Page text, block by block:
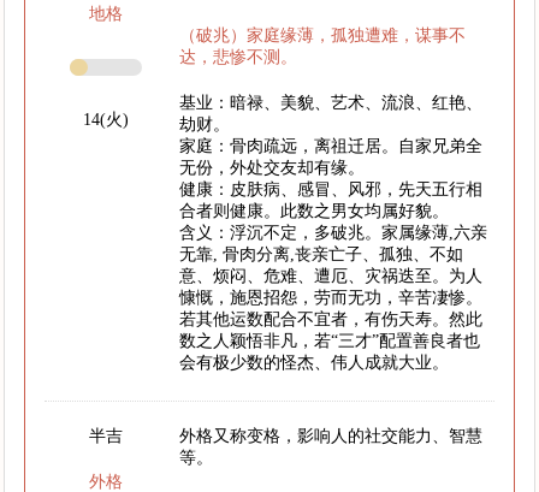
地格
14(火)
（破兆）家庭缘薄，孤独遭难，谋事不
达，悲惨不测。
基业：暗禄、美貌、艺术、流浪、红艳、
劫财。
家庭：骨肉疏远，离祖迁居。自家兄弟全
无份，外处交友却有缘。
健康：皮肤病、感冒、风邪，先天五行相
合者则健康。此数之男女均属好貌。
含义：浮沉不定，多破兆。家属缘薄,六亲
无靠, 骨肉分离,丧亲亡子、孤独、不如
意、烦闷、危难、遭厄、灾祸迭至。为人
慷慨，施恩招怨，劳而无功，辛苦凄惨。
若其他运数配合不宜者，有伤天寿。然此
数之人颖悟非凡，若“三才”配置善良者也
会有极少数的怪杰、伟人成就大业。
半吉
外格
外格又称变格，影响人的社交能力、智慧
等。